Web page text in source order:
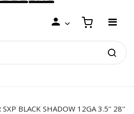
SXP BLACK SHADOW 12GA 3.5'' 28''